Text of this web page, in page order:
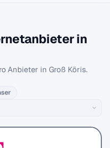
in
Anbieter in Groß Köris.